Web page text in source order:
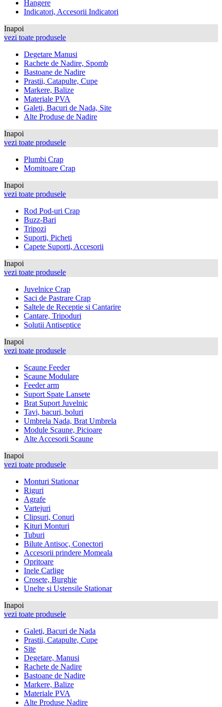
Hangere
Indicatori, Accesorii Indicatori
Inapoi
vezi toate produsele
Degetare Manusi
Rachete de Nadire, Spomb
Bastoane de Nadire
Prastii, Catapulte, Cupe
Markere, Balize
Materiale PVA
Galeti, Bacuri de Nada, Site
Alte Produse de Nadire
Inapoi
vezi toate produsele
Plumbi Crap
Momitoare Crap
Inapoi
vezi toate produsele
Rod Pod-uri Crap
Buzz-Bari
Tripozi
Suporti, Picheti
Capete Suporti, Accesorii
Inapoi
vezi toate produsele
Juvelnice Crap
Saci de Pastrare Crap
Saltele de Receptie si Cantarire
Cantare, Tripoduri
Solutii Antiseptice
Inapoi
vezi toate produsele
Scaune Feeder
Scaune Modulare
Feeder arm
Suport Spate Lansete
Brat Suport Juvelnic
Tavi, bacuri, boluri
Umbrela Nada, Brat Umbrela
Module Scaune, Picioare
Alte Accesorii Scaune
Inapoi
vezi toate produsele
Monturi Stationar
Riguri
Agrafe
Vartejuri
Clipsuri, Conuri
Kituri Monturi
Tuburi
Bilute Antisoc, Conectori
Accesorii prindere Momeala
Opritoare
Inele Carlige
Crosete, Burghie
Unelte si Ustensile Stationar
Inapoi
vezi toate produsele
Galeti, Bacuri de Nada
Prastii, Catapulte, Cupe
Site
Degetare, Manusi
Rachete de Nadire
Bastoane de Nadire
Markere, Balize
Materiale PVA
Alte Produse Nadire